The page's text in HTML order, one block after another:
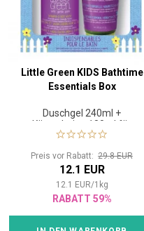
Little Green KIDS Bathtime
Essentials Box
Duschgel 240ml +
Körperlotion 180ml für
Kinder 3+
Preis vor Rabatt: 29.8 EUR
12.1 EUR
12.1 EUR/1 kg
RABATT 59%